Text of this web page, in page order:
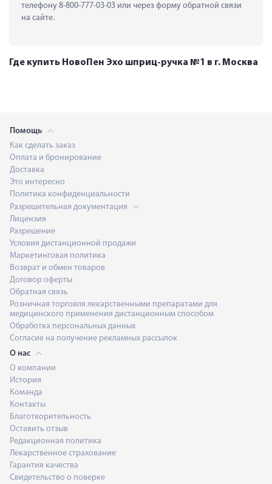
телефону 8-800-777-03-03 или через форму обратной связи
на сайте.
Где купить НовоПен Эхо шприц-ручка №1 в г. Москва
Помощь
Как сделать заказ
Оплата и бронирование
Доставка
Это интересно
Политика конфиденциальности
Разрешительная документация
Лицензия
Разрешение
Условия дистанционной продажи
Маркетинговая политика
Возврат и обмен товаров
Договор оферты
Обратная связь
Розничная торговля лекарственными препаратами для
медицинского применения дистанционным способом
Обработка персональных данных
Согласие на получение рекламных рассылок
О нас
О компании
История
Команда
Контакты
Благотворительность
Оставить отзыв
Редакционная политика
Лекарственное страхование
Гарантия качества
Свидетельство о поверке